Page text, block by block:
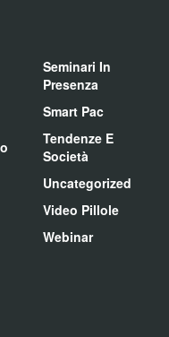
Seminari In
Presenza
Smart Pac
Tendenze E
Società
Uncategorized
Video Pillole
Webinar